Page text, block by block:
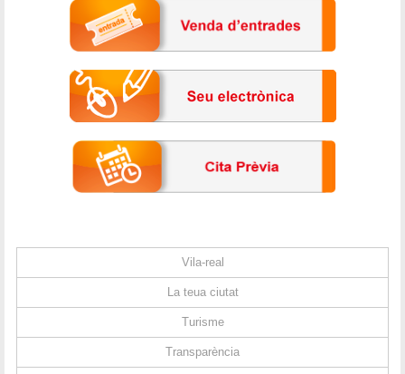
Vila-real
La teua ciutat
Turisme
Transparència